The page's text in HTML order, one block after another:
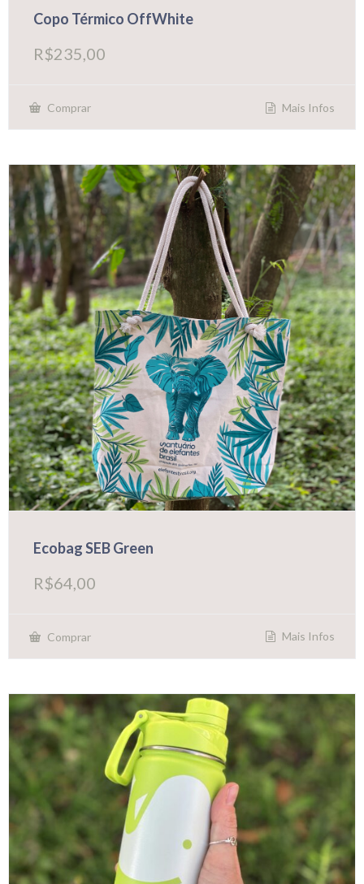
Copo Térmico OffWhite
R$235,00
Comprar Mais Infos
Ecobag SEB Green
R$64,00
Comprar Mais Infos